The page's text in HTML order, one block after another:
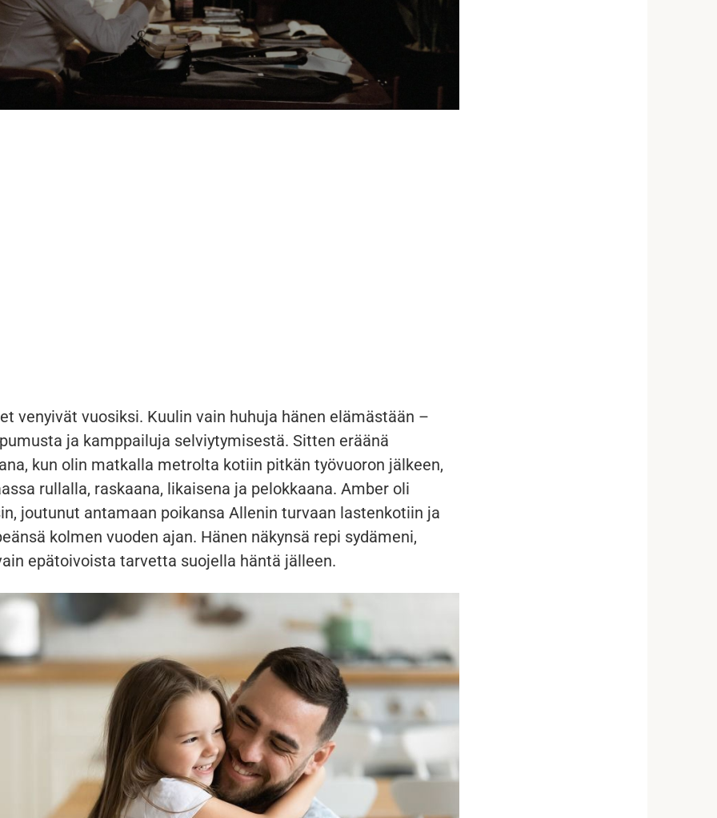
venyivät vuosiksi. Kuulin vain huhuja hänen elämästään –
ja kamppailuja selviytymisestä. Sitten eräänä
kun olin matkalla metrolta kotiin pitkän työvuoron jälkeen,
rullalla, raskaana, likaisena ja pelokkaana. Amber oli
joutunut antamaan poikansa Allenin turvaan lastenkotiin ja
kolmen vuoden ajan. Hänen näkynsä repi sydämeni,
epätoivoista tarvetta suojella häntä jälleen.